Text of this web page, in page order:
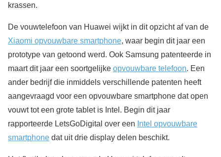
krassen.
De vouwtelefoon van Huawei wijkt in dit opzicht af van de
Xiaomi opvouwbare smartphone, waar begin dit jaar een
prototype van getoond werd. Ook Samsung patenteerde in
maart dit jaar een soortgelijke opvouwbare telefoon. Een
ander bedrijf die inmiddels verschillende patenten heeft
aangevraagd voor een opvouwbare smartphone dat open
vouwt tot een grote tablet is Intel. Begin dit jaar
rapporteerde LetsGoDigital over een Intel opvouwbare
smartphone dat uit drie display delen beschikt.